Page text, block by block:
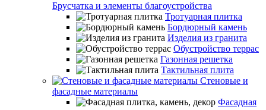
Брусчатка и элементы благоустройства
Тротуарная плитка
Бордюрный камень
Изделия из гранита
Обустройство террас
Газонная решетка
Тактильная плита
Стеновые и
фасадные материалы
Фасадная